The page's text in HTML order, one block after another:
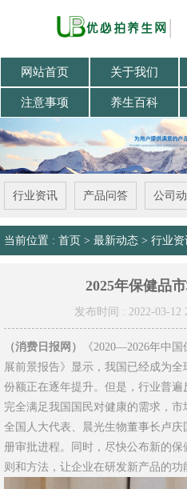
网站首页 关于我们
注意事项 养生百科
行业资讯 产品问答 公司
当前位置 : 首页 > 最新动态 > 行业资
2025年保健品
发布时间 : 2022-03-12
（消费日报网）
《2020—2026年中
展前景报告》显示，我国已经成为
份额正在逐年提升。但是，行业普
完全满足我国国民对健康的需求，市
全国人大代表、晨光生物董事长卢
册审批进程。同时，尽快公布新的
则和方法，让企业在研发新产品的功